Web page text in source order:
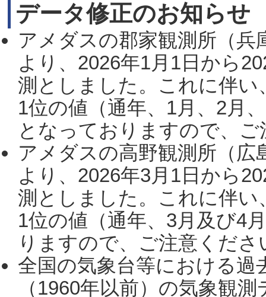
データ修正のお知らせ
アメダスの郡家観測所（
より、2026年1月1日から
測としました。これに伴い
1位の値（通年、1月、2月
となっておりますので、
アメダスの高野観測所（
より、2026年3月1日から
測としました。これに伴い
1位の値（通年、3月及び4
りますので、ご注意くだ
全国の気象台等における過
（1960年以前）の気象観